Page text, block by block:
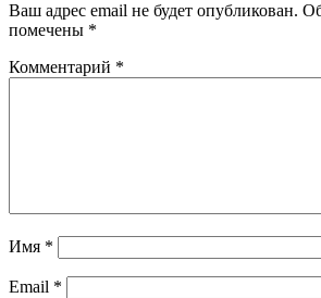
Ваш адрес email не будет опубликован.
помечены *
Комментарий *
Имя *
Email *